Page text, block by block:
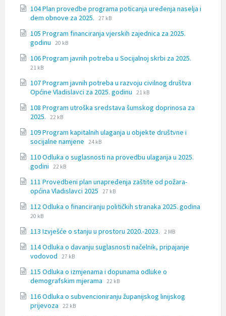
docx
104 Plan provedbe programa poticanja uređenja naselja i
dem obnove za 2025. File
docx
File
27 kB
105 Program financiranja vjerskih zajednica za 2025.
godinu File
docx
File
20 kB
106 Program javnih potreba u Socijalnoj skrbi za 2025.
21 kB
107 Program javnih potreba u razvoju civilnog društva
Općine Vladislavci za 2025. godinu File
docx
File
21 kB
108 Program utroška sredstava šumskog doprinosa za
2025. File
docx
File
22 kB
109 Program kapitalnih ulaganja u objekte društvne i
socijalne namjene File
docx
File
24 kB
110 Odluka o suglasnosti na provedbu ulaganja u 2025.
godini File
docx
File
22 kB
111 Provedbeni plan unapređenja zaštite od požara-
općina Vladislavci 2025 File
docx
File
27 kB
112 Odluka o financiranju političkih stranaka 2025. godina
20 kB
113 Izvješće o stanju u prostoru 2020.-2023. File
docx
File
2 MB
114 Odluka o davanju suglasnosti načelnik, pripajanje
vodovod File
docx
File
27 kB
115 Odluka o izmjenama i dopunama odluke o
demografskim mjerama File
docx
File
22 kB
116 Odluka o subvencioniranju županijskog linijskog
prijevoza File
File
22 kB